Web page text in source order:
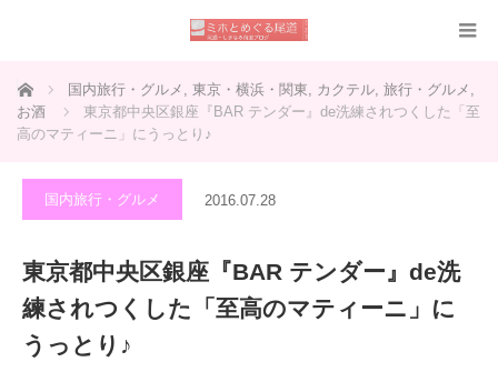
ホーム 国内旅行・グルメ , 東京・横浜・関東, カクテル, 旅行・グルメ ,
お酒
東京都中央区銀座『BAR テンダー』de洗練されつくした「至
高のマティーニ」にうっとり♪
国内旅行・グルメ 2016.07.28
東京都中央区銀座『BAR テンダー』de洗
練されつくした「至高のマティーニ」に
うっとり♪